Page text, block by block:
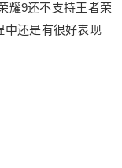
耀9还不支持王者荣
中还是有很好表现